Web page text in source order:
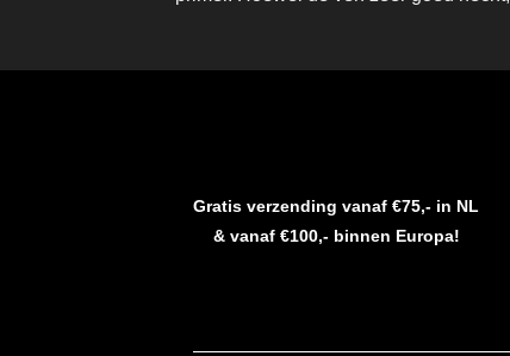
Gratis verzending vanaf €75,- in NL
& vanaf €100,- binnen Europa!